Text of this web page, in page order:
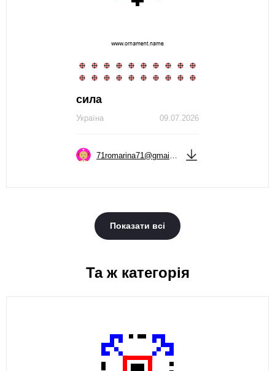
сила
09.07.2026
Україна
71romarina71@gmail.com
Показати всі
Та ж категорія